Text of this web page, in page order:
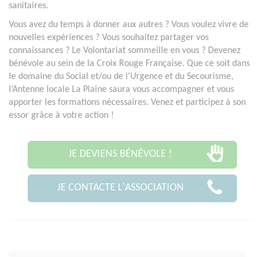
sanitaires.
Vous avez du temps à donner aux autres ? Vous voulez vivre de
nouvelles expériences ? Vous souhaitez partager vos
connaissances ? Le Volontariat sommeille en vous ? Devenez
bénévole au sein de la Croix Rouge Française. Que ce soit dans
le domaine du Social et/ou de l'Urgence et du Secourisme,
l’Antenne locale La Plaine saura vous accompagner et vous
apporter les formations nécessaires. Venez et participez à son
essor grâce à votre action !
JE DEVIENS BÉNÉVOLE !
JE CONTACTE L'ASSOCIATION